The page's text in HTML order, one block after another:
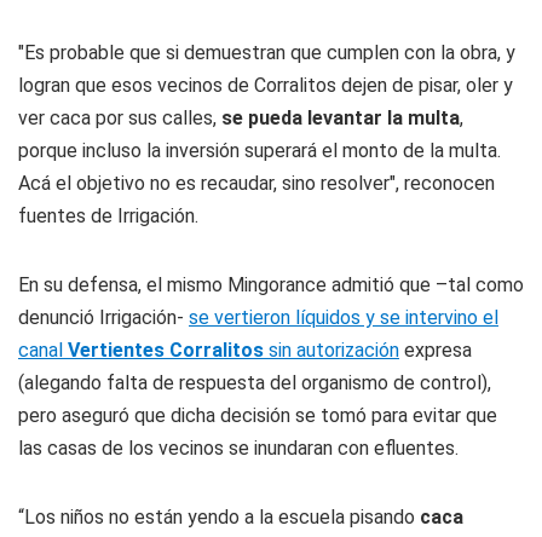
"Es probable que si demuestran que cumplen con la obra, y
logran que esos vecinos de Corralitos dejen de pisar, oler y
ver caca por sus calles, se pueda levantar la multa,
porque incluso la inversión superará el monto de la multa.
Acá el objetivo no es recaudar, sino resolver", reconocen
fuentes de Irrigación.
En su defensa, el mismo Mingorance admitió que –tal como
denunció Irrigación- se vertieron líquidos y se intervino el
canal Vertientes Corralitos sin autorización expresa
(alegando falta de respuesta del organismo de control),
pero aseguró que dicha decisión se tomó para evitar que
las casas de los vecinos se inundaran con efluentes.
“Los niños no están yendo a la escuela pisando caca